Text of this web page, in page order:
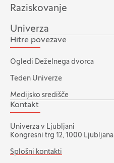
Raziskovanje
Univerza
Hitre povezave
Ogledi Deželnega dvorca
Teden Univerze
Medijsko središče
Kontakt
Univerza v Ljubljani
Kongresni trg 12, 1000 Ljubljana
Splošni kontakti